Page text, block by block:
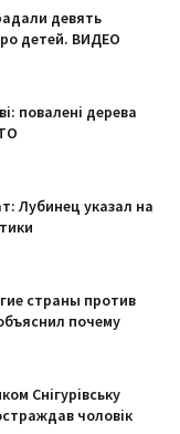
девять
детей. ВИДЕО
повалені дерева
Лубинец указал на
страны против
почему
Снігурівську
чоловік